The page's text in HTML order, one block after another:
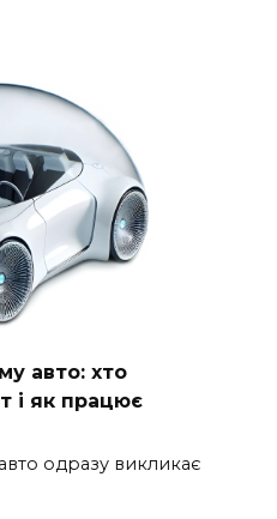
авто: хто
і як працює
одразу викликає